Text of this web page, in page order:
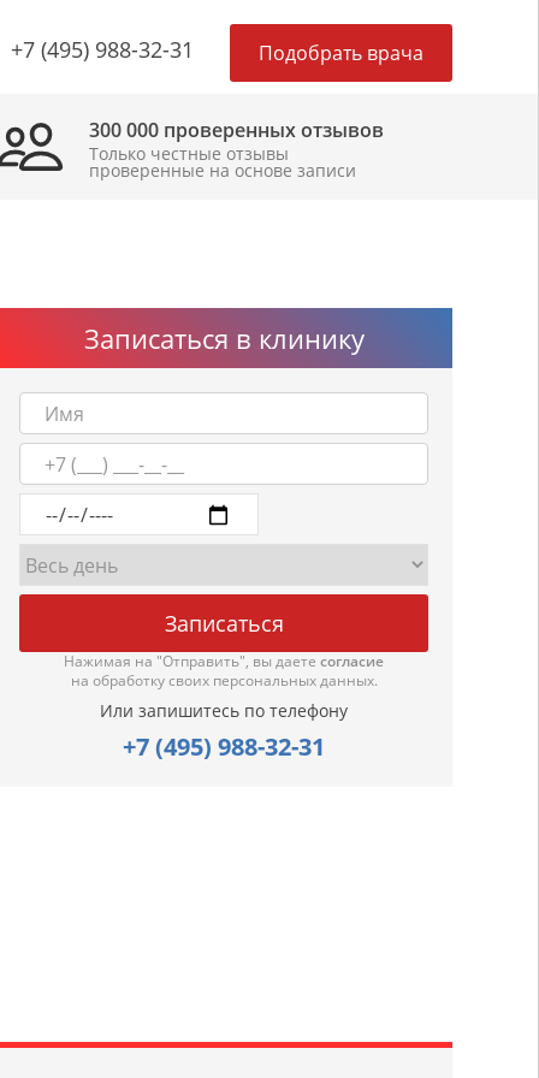
+7 (495) 988-32-31 Подобрать врача
300 000 проверенных отзывов
Только честные отзывы
проверенные на основе записи
Записаться в клинику
Нажимая на "Отправить", вы даете согласие
на обработку своих персональных данных.
Или запишитесь по телефону
+7 (495) 988-32-31